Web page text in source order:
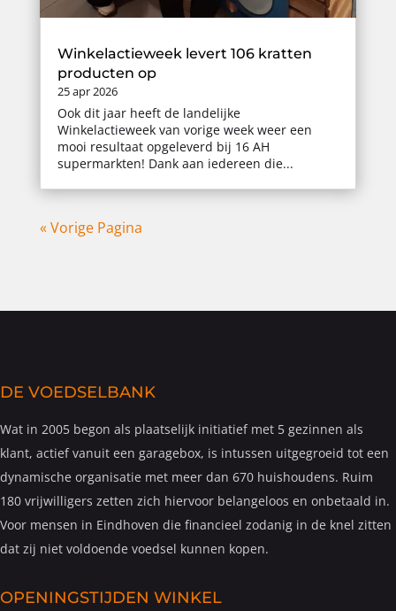
Winkelactieweek levert 106 kratten
producten op
25 apr 2026
Ook dit jaar heeft de landelijke
Winkelactieweek van vorige week weer een
mooi resultaat opgeleverd bij 16 AH
supermarkten! Dank aan iedereen die...
« Vorige Pagina
DE VOEDSELBANK
Wat in 2005 begon als plaatselijk initiatief met 5 gezinnen als
klant, actief vanuit een garagebox, is intussen uitgegroeid tot een
dynamische organisatie met meer dan 670 huishoudens. Ruim
180 vrijwilligers zetten zich hiervoor belangeloos en onbetaald in.
Voor mensen in Eindhoven die financieel zodanig in de knel zitten
dat zij niet voldoende voedsel kunnen kopen.
OPENINGSTIJDEN WINKEL